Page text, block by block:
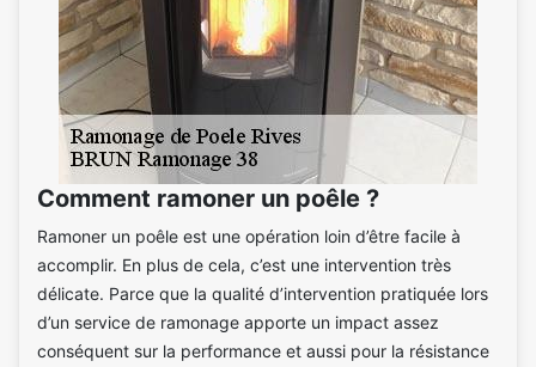
Comment ramoner un poêle ?
Ramoner un poêle est une opération loin d’être facile à
accomplir. En plus de cela, c’est une intervention très
délicate. Parce que la qualité d’intervention pratiquée lors
d’un service de ramonage apporte un impact assez
conséquent sur la performance et aussi pour la résistance